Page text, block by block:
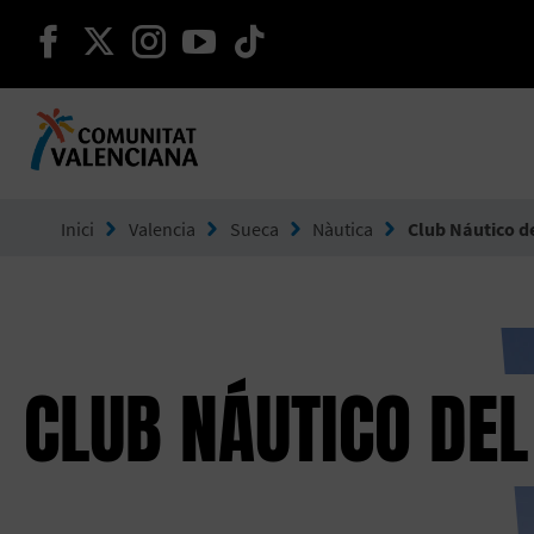
seguir en facebook
seguir en twitter
seguir en instagram
seguir en youtube
Inici Valencia Sueca Nàutica Club Náutico
CLUB NÁUTICO